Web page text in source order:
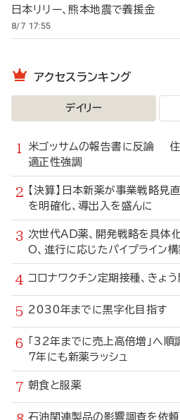
日本リリー、熊本地震で義援金
8/7 17:55
アクセスランキング
デイリー
米ゴッサムの報告書に反論 住
適正性強調
【決算】日本新薬が事業戦略
を明確化、導出入を盛んに
次世代AD薬、開発戦略を具体
O、進行に応じたパイプライン
コロナワクチン定期接種、き
2030年までに黒字化目指す
「32年までに売上高倍増」へ
7年にも新薬ラッシュ
朝食と服薬
石油関連製品の影響調査を